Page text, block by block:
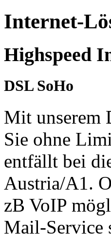
Internet-
Highspeed
DSL SoHo
Mit unserem
Sie ohne
entfällt bei
Austria/A1.
zB VoIP
Mail-Service